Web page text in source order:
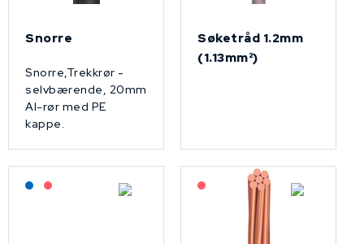
Snorre
Snorre,Trekkrør -
selvbærende, 20mm
Al-rør med PE
kappe.
Søketråd 1.2mm
(1.13mm²)
Lagerført: NEK Kabel
På forespørsel På forespørsel